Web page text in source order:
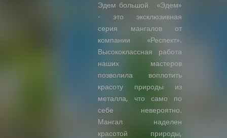
Эдем большой «Эдем»
- это эксклюзивная
серия мангалов от
компании «Респект».
Высококлассная работа
наших мастеров
позволила воплотить
красоту природы из
металла, что само по
себе невероятно.
Мангал наделен
красотой природы,